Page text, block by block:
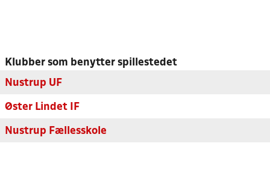
Klubber som benytter spillestedet
Nustrup UF
Øster Lindet IF
Nustrup Fællesskole